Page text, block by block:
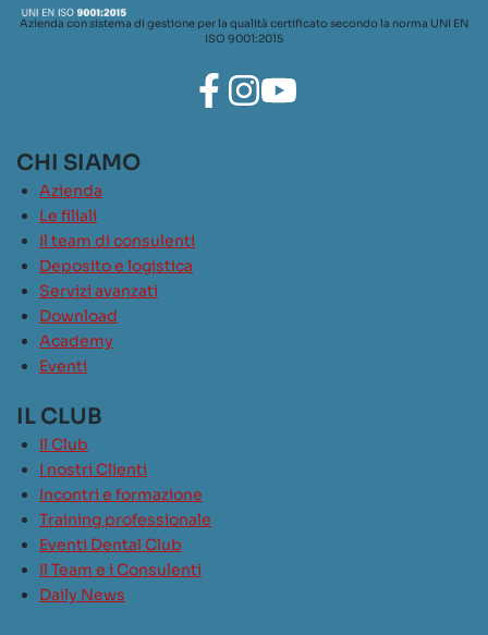
Azienda con sistema di gestione per la qualità certificato secondo la norma UNI EN
ISO 9001:2015
CHI SIAMO
Azienda
Le filiali
Il team di consulenti
Deposito e logistica
Servizi avanzati
Download
Academy
Eventi
IL CLUB
Il Club
I nostri Clienti
Incontri e formazione
Training professionale
Eventi Dental Club
Il Team e i Consulenti
Daily News